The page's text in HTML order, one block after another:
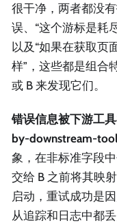
很干净，两者都没
误、“这个游标是耗
以及“如果在获取页
样”，这些都是组合
或 B 来发现它们。
错误信息被下游工
by-downstream-
象，在非标准字段
交给 B 之前将其映
启动，重试成功是
从追踪和日志中都